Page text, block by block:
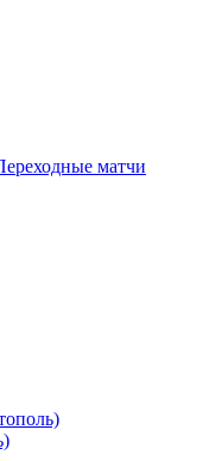
матчи